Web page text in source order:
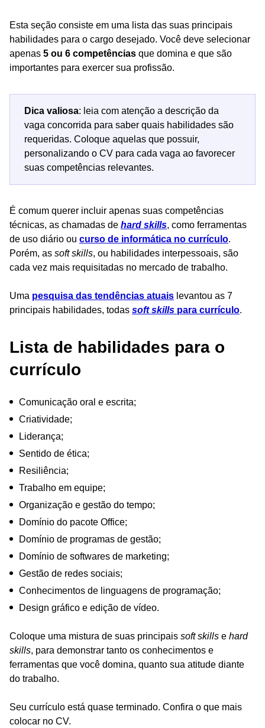
Esta seção consiste em uma lista das suas principais
habilidades para o cargo desejado. Você deve selecionar
apenas 5 ou 6 competências que domina e que são
importantes para exercer sua profissão.
Dica valiosa: leia com atenção a descrição da
vaga concorrida para saber quais habilidades são
requeridas. Coloque aquelas que possuir,
personalizando o CV para cada vaga ao favorecer
suas competências relevantes.
É comum querer incluir apenas suas competências
técnicas, as chamadas de hard skills, como ferramentas
de uso diário ou curso de informática no currículo.
Porém, as soft skills, ou habilidades interpessoais, são
cada vez mais requisitadas no mercado de trabalho.
Uma pesquisa das tendências atuais levantou as 7
principais habilidades, todas soft skills para currículo.
Lista de habilidades para o
currículo
Comunicação oral e escrita;
Criatividade;
Liderança;
Sentido de ética;
Resiliência;
Trabalho em equipe;
Organização e gestão do tempo;
Domínio do pacote Office;
Domínio de programas de gestão;
Domínio de softwares de marketing;
Gestão de redes sociais;
Conhecimentos de linguagens de programação;
Design gráfico e edição de vídeo.
Coloque uma mistura de suas principais soft skills e hard
skills, para demonstrar tanto os conhecimentos e
ferramentas que você domina, quanto sua atitude diante
do trabalho.
Seu currículo está quase terminado. Confira o que mais
colocar no CV.